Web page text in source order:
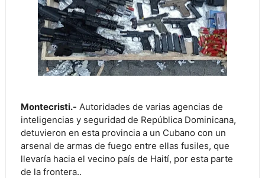
Montecristi.- Autoridades de varias agencias de
inteligencias y seguridad de República Dominicana,
detuvieron en esta provincia a un Cubano con un
arsenal de armas de fuego entre ellas fusiles, que
llevaría hacia el vecino país de Haití, por esta parte
de la frontera..